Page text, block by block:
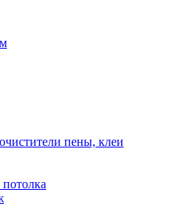
пены, клеи